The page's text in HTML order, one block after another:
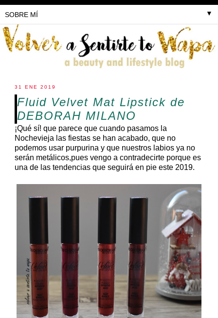
▼
31 ENE 2019
Fluid Velvet Mat Lipstick de
DEBORAH MILANO
¡Qué sí! que parece que cuando pasamos la
Nochevieja las fiestas se han acabado, que no
podemos usar purpurina y que nuestros labios ya no
serán metálicos,pues vengo a contradecirte porque es
una de las tendencias que seguirá en pie este 2019.